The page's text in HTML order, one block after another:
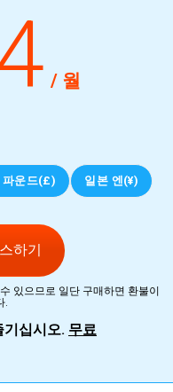
/ 월
파운드(£) 일본 엔(¥)
하기
있으므로 일단 구매하면 환불이
.
기십시오. 무료